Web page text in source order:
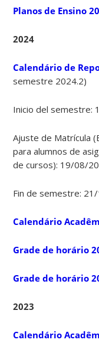
Planos de Ensino
2024
Calendário de
semestre 2024.2)
Inicio del semestre:
Ajuste de Matrícula
para alumnos de
de cursos): 19/08/
Fin de semestre:
Calendário
Grade de horário
Grade de horário
2023
Calendário